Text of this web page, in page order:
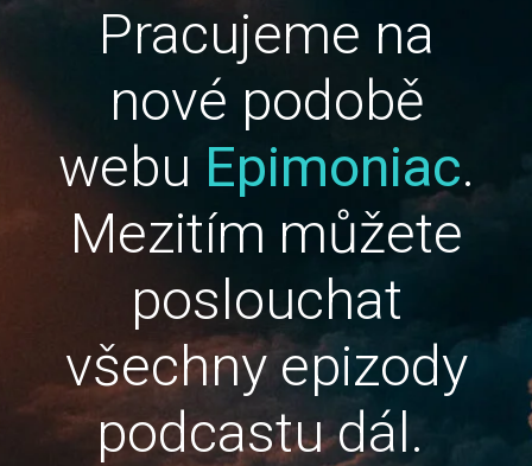
Pracujeme na
nové podobě
webu Epimoniac.
Mezitím můžete
poslouchat
všechny epizody
podcastu dál.